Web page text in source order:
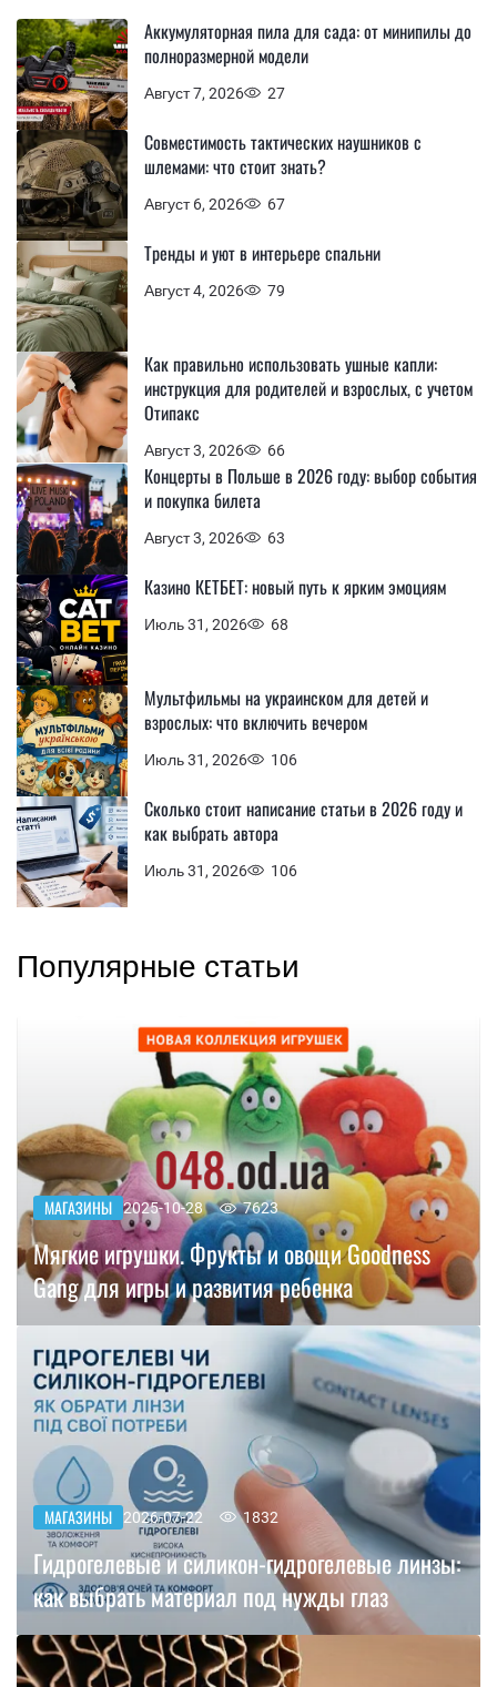
Август 7, 2026 27
Аккумуляторная пила для сада: от минипилы до
полноразмерной модели
Август 6, 2026 67
Совместимость тактических наушников с
шлемами: что стоит знать?
Август 4, 2026 79
Тренды и уют в интерьере спальни
Август 3, 2026 66
Как правильно использовать ушные капли:
инструкция для родителей и взрослых, с учетом
Отипакс
Август 3, 2026 63
Концерты в Польше в 2026 году: выбор события
и покупка билета
Июль 31, 2026 68
Казино КЕТБЕТ: новый путь к ярким эмоциям
Июль 31, 2026 106
Мультфильмы на украинском для детей и
взрослых: что включить вечером
Июль 31, 2026 106
Сколько стоит написание статьи в 2026 году и
как выбрать автора
Популярные статьи
МАГАЗИНЫ 2025-10-28 7623
Мягкие игрушки. Фрукты и овощи Goodness
Gang для игры и развития ребенка
МАГАЗИНЫ 2026-07-22 1832
Гидрогелевые и силикон-гидрогелевые линзы:
как выбрать материал под нужды глаз